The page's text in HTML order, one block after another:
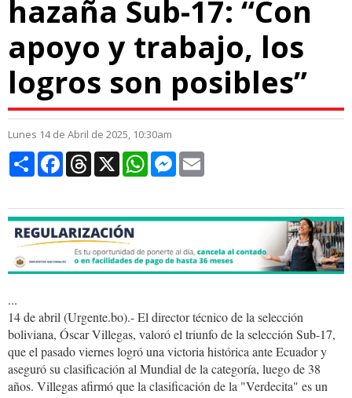
hazaña Sub-17: “Con
apoyo y trabajo, los
logros son posibles”
Lunes 14 de Abril de 2025, 10:30am
CompartirFacebookThreads
X WhatsAppMessenger
...
14 de abril (Urgente.bo).- El director técnico de la selección
boliviana, Óscar Villegas, valoró el triunfo de la selección Sub-17,
que el pasado viernes logró una victoria histórica ante Ecuador y
aseguró su clasificación al Mundial de la categoría, luego de 38
años. Villegas afirmó que la clasificación de la "Verdecita" es un